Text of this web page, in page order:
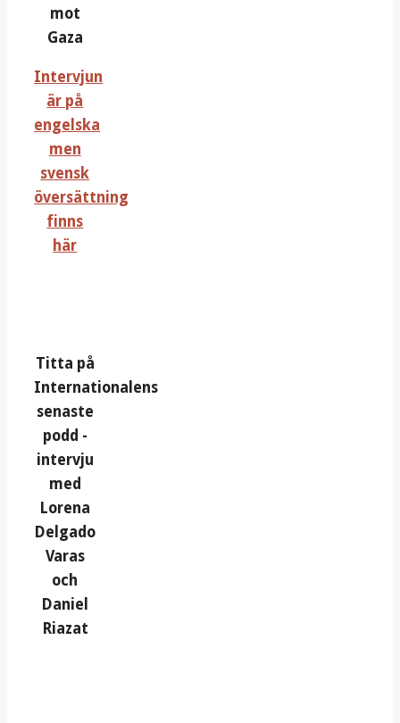
mot
Gaza
Intervjun
är på
engelska
men
svensk
översättning
finns
här
Titta på
Internationalens
senaste
podd -
intervju
med
Lorena
Delgado
Varas
och
Daniel
Riazat